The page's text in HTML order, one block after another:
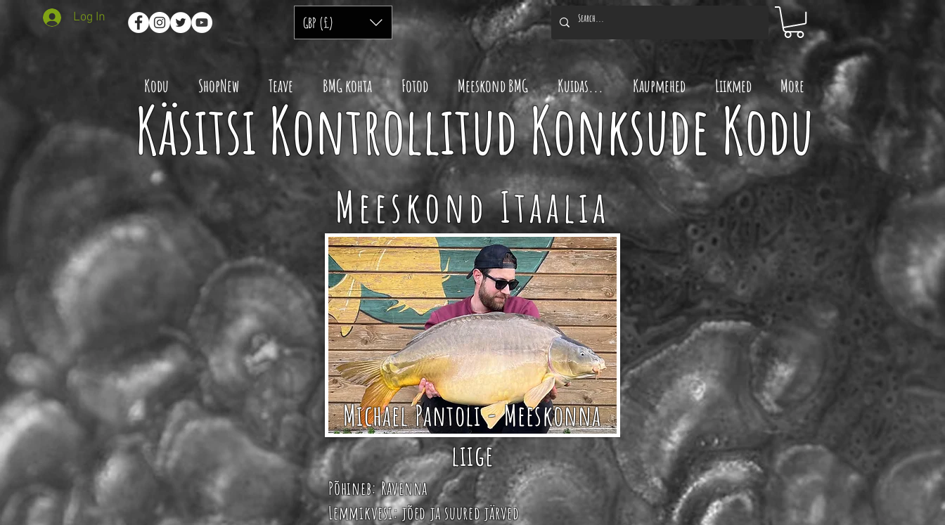
Log In
Kodu ShopNew Teave BMG kohta Fotod Meeskond BMG Kuidas... Kaupmehed Liikmed More
GBP (£)
Käsitsi Kontrollitud Konksude Kodu
Meeskond Itaalia
Michael Pantoli - Meeskonna
liige
Põhineb:Ravenna
Lemmikvesi: jõed ja suured järved